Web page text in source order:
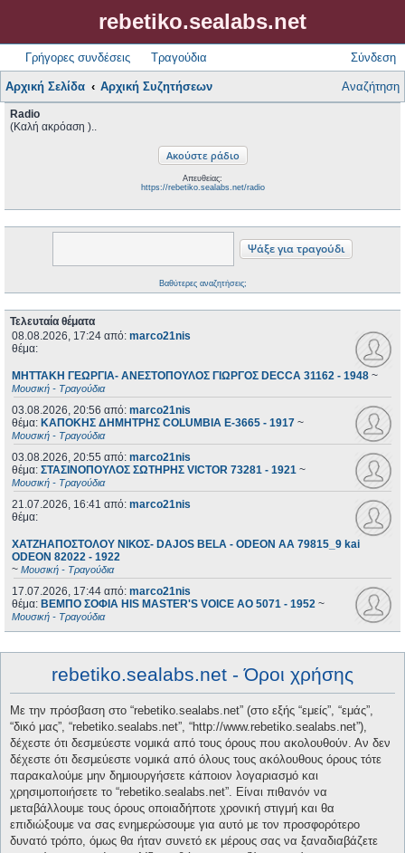
rebetiko.sealabs.net
Γρήγορες συνδέσεις Τραγούδια Σύνδεση
Αρχική Σελίδα Αρχική Συζητήσεων Αναζήτηση
Radio
(Καλή ακρόαση )..
Απευθείας:
https://rebetiko.sealabs.net/radio
Βαθύτερες αναζητήσεις;
Τελευταία θέματα
08.08.2026, 17:24 από: marco21nis
θέμα:
ΜΗΤΤΑΚΗ ΓΕΩΡΓΙΑ- ΑΝΕΣΤΟΠΟΥΛΟΣ ΓΙΩΡΓΟΣ DECCA 31162 - 1948 ~
Μουσική - Τραγούδια
03.08.2026, 20:56 από: marco21nis
θέμα: ΚΑΠΟΚΗΣ ΔΗΜΗΤΡΗΣ COLUMBIA E-3665 - 1917 ~
Μουσική - Τραγούδια
03.08.2026, 20:55 από: marco21nis
θέμα: ΣΤΑΣΙΝΟΠΟΥΛΟΣ ΣΩΤΗΡΗΣ VICTOR 73281 - 1921 ~
Μουσική - Τραγούδια
21.07.2026, 16:41 από: marco21nis
θέμα:
ΧΑΤΖΗΑΠΟΣΤΟΛΟΥ ΝΙΚΟΣ- DAJOS BELA - ODEON AA 79815_9 kai
ODEON 82022 - 1922
~ Μουσική - Τραγούδια
17.07.2026, 17:44 από: marco21nis
θέμα: ΒΕΜΠΟ ΣΟΦΙΑ HIS MASTER'S VOICE AO 5071 - 1952 ~
Μουσική - Τραγούδια
rebetiko.sealabs.net - Όροι χρήσης
Με την πρόσβαση στο “rebetiko.sealabs.net” (στο εξής “εμείς”, “εμάς”,
“δικό μας”, “rebetiko.sealabs.net”, “http://www.rebetiko.sealabs.net”),
δέχεστε ότι δεσμεύεστε νομικά από τους όρους που ακολουθούν. Αν δεν
δέχεστε ότι δεσμεύεστε νομικά από όλους τους ακόλουθους όρους τότε
παρακαλούμε μην δημιουργήσετε κάποιον λογαριασμό και
χρησιμοποιήσετε το “rebetiko.sealabs.net”. Είναι πιθανόν να
μεταβάλλουμε τους όρους οποιαδήποτε χρονική στιγμή και θα
επιδιώξουμε να σας ενημερώσουμε για αυτό με τον προσφορότερο
δυνατό τρόπο, όμως θα ήταν συνετό εκ μέρους σας να ξαναδιαβάζετε